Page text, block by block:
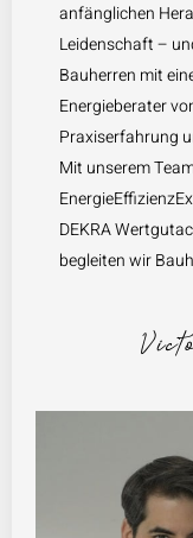
anfänglichen
Leidenschaft –
Bauherren mit
Energieberater
Praxiserfahrung
Mit unserem
DEKRA
begleiten wir